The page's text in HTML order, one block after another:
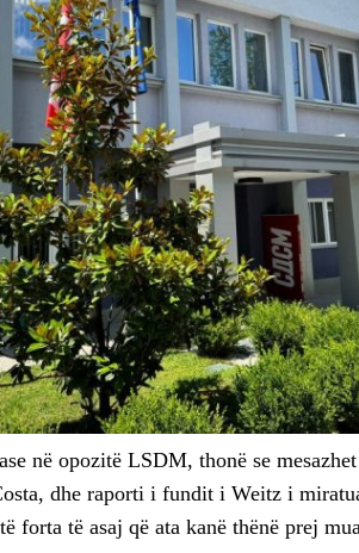
në opozitë LSDM, thonë se
dhe raporti i fundit i Weitz i
forta të asaj që ata kanë thënë prej